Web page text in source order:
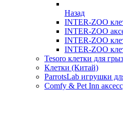
Назад
INTER-ZOO
INTER-ZOO
INTER-ZOO
INTER-ZOO
Tesoro клетки для
Клетки (Китай)
ParrotsLab игрушки
Comfy & Pet Inn